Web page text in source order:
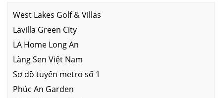
West Lakes Golf & Villas
Lavilla Green City
LA Home Long An
Làng Sen Việt Nam
Sơ đồ tuyến metro số 1
Phúc An Garden